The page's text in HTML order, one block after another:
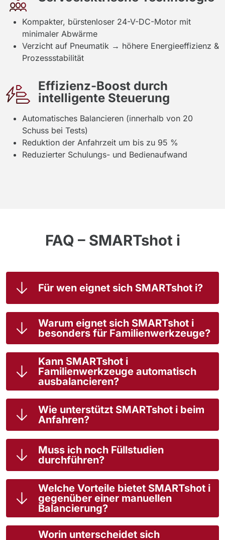
Kompakter, bürstenloser 24-V-DC-Motor mit
minimaler Abwärme
Verzicht auf Pneumatik → höhere Energieeffizienz &
Prozessstabilität
Effizienz-Boost durch
intelligente Steuerung
Automatisches Balancieren (innerhalb von 20
Schuss bei Tests)
Reduktion der Anfahrzeit um bis zu 95 %
Reduzierter Schulungs- und Bedienaufwand
FAQ – SMARTshot i
Für wen eignet sich SMARTshot i?
Warum eignet sich SMARTshot i
besonders für Familienwerkzeuge?
Kann SMARTshot i
Familienwerkzeuge automatisch
ausbalancieren?
Wie unterstützt SMARTshot i beim
Anfahren?
Muss ich noch Füllstudien
durchführen?
Welche Vorteile bietet SMARTshot i
gegenüber einer manuellen
Balancierung?
Worin unterscheidet sich